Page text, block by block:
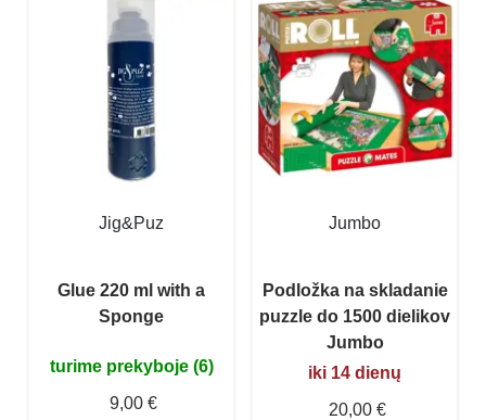
Jig&Puz
Glue 220 ml with a
Sponge
turime prekyboje (6)
9,00 €
Jumbo
Podložka na skladanie
puzzle do 1500 dielikov
Jumbo
iki 14 dienų
20,00 €